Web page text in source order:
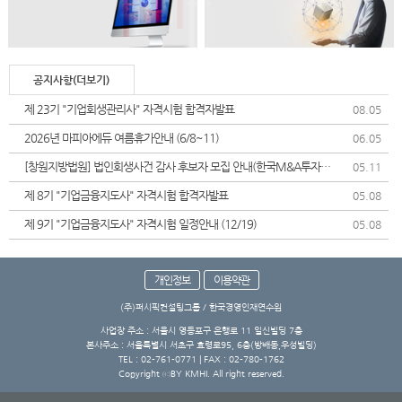
공지사항(더보기)
제 23기 "기업회생관리사" 자격시험 합격자발표 08.05
2026년 마피아에듀 여름휴가안내 (6/8~11) 06.05
[창원지방법원] 법인회생사건 감사 후보자 모집 안내(한국M&A투자협
회)
05.11
제 8기 "기업금융지도사" 자격시험 합격자발표 05.08
제 9기 "기업금융지도사" 자격시험 일정안내 (12/19) 05.08
개인정보 이용약관
(주)퍼시픽컨설팅그룹 / 한국경영인재연수원
사업장 주소 : 서울시 영등포구 은행로 11 일신빌딩 7층
본사주소 : 서울특별시 서초구 효령로95, 6층(방배동,우성빌딩)
TEL : 02-761-0771 | FAX : 02-780-1762
Copyright ⓒBY KMHI. All right reserved.